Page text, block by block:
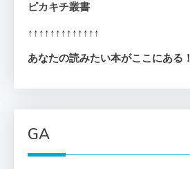
ピカキチ叢書
↑↑↑↑↑↑↑↑↑↑↑↑↑
あなたの読みたい本がここにある！
GA